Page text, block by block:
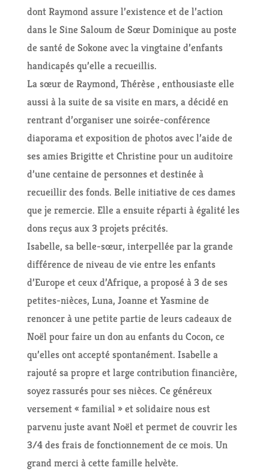
dont Raymond assure l’existence et de l’action
dans le Sine Saloum de Sœur Dominique au poste
de santé de Sokone avec la vingtaine d’enfants
handicapés qu’elle a recueillis.
La sœur de Raymond, Thérèse , enthousiaste elle
aussi à la suite de sa visite en mars, a décidé en
rentrant d’organiser une soirée-conférence
diaporama et exposition de photos avec l’aide de
ses amies Brigitte et Christine pour un auditoire
d’une centaine de personnes et destinée à
recueillir des fonds. Belle initiative de ces dames
que je remercie. Elle a ensuite réparti à égalité les
dons reçus aux 3 projets précités.
Isabelle, sa belle-sœur, interpellée par la grande
différence de niveau de vie entre les enfants
d’Europe et ceux d’Afrique, a proposé à 3 de ses
petites-nièces, Luna, Joanne et Yasmine de
renoncer à une petite partie de leurs cadeaux de
Noël pour faire un don au enfants du Cocon, ce
qu’elles ont accepté spontanément. Isabelle a
rajouté sa propre et large contribution financière,
soyez rassurés pour ses nièces. Ce généreux
versement « familial » et solidaire nous est
parvenu juste avant Noël et permet de couvrir les
3/4 des frais de fonctionnement de ce mois. Un
grand merci à cette famille helvète.